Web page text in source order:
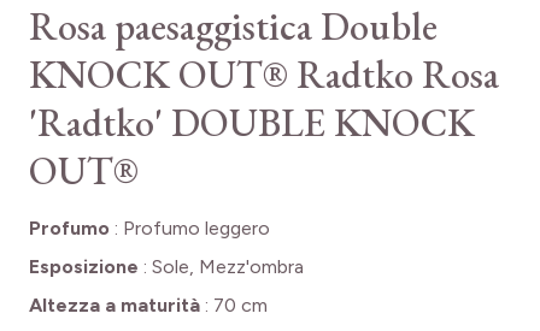
Rosa paesaggistica Double
KNOCK OUT® Radtko Rosa
'Radtko' DOUBLE KNOCK
OUT®
Profumo : Profumo leggero
Esposizione : Sole, Mezz'ombra
Altezza a maturità : 70 cm